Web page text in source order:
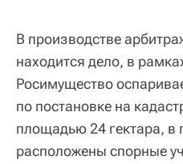
В производстве
находится дело, в
Росимущество
по постановке на
площадью 24 гектара, в
расположены спорные